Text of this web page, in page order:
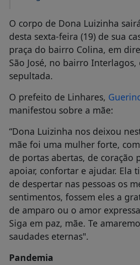
O corpo de Dona Luizinha
desta sexta-feira (19) de sua
praça do bairro Colina, em
São José, no bairro Interlagos,
sepultada.
O prefeito de Linhares,
manifestou sobre a mãe:
“Dona Luizinha nos deixou
mãe foi uma mulher forte,
de portas abertas, de coração
apoiar, confortar e ajudar. Ela
de despertar nas pessoas os
sentimentos, fossem eles a
de amparo ou o amor
Siga em paz, mãe. Te
saudades eternas".
Pandemia